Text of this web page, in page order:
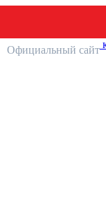
Официальный сайт